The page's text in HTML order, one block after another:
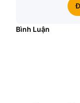
Bình Luận